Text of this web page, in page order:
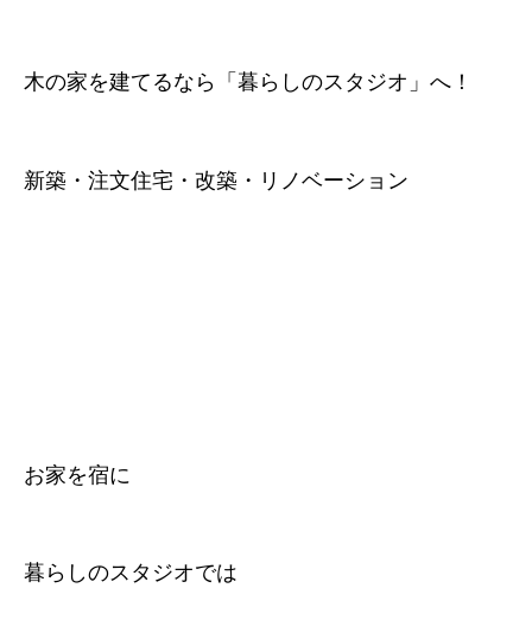
木の家を建てるなら「暮らしのスタジオ」へ！
新築・注文住宅・改築・リノベーション
お家を宿に
暮らしのスタジオでは